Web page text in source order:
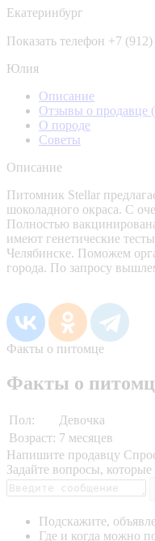
Екатеринбург
Показать телефон +7
Юлия
Описание
Отзывы о продавце
О породе
Советы
Описание
Питомник Stellar
шоколадного окраса. С
Полностью
имеют генетические
Челябинске. Поможем
города. По запросу
Факты о питомце
Факты о
Пол:
Девочка
Возраст: 7 месяцев
Напишите продавцу
Задайте вопросы,
Подскажите,
Где и когда можно